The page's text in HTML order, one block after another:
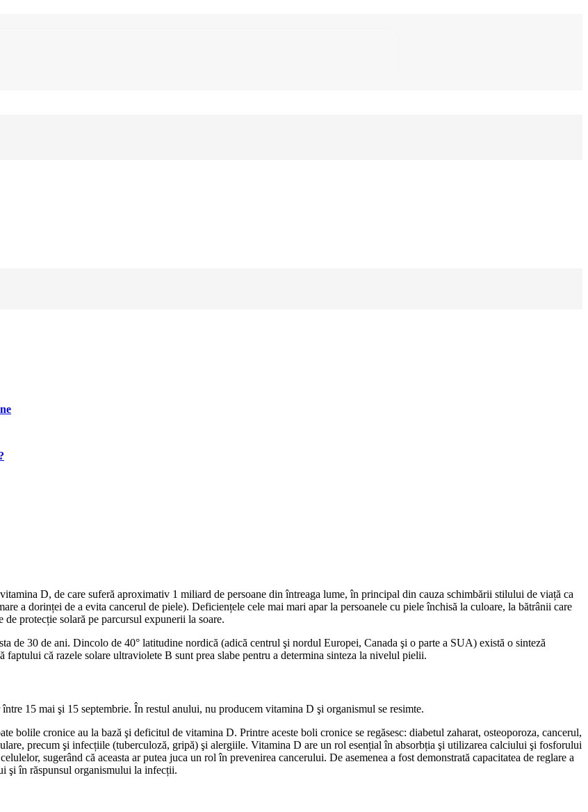
D, de care suferă aproximativ 1 miliard de persoane din întreaga lume, în principal din cauza schimbării stilului de viață ca
a dorinței de a evita cancerul de piele). Deficiențele cele mai mari apar la persoanele cu piele închisă la culoare, la bătrânii care
de protecție solară pe parcursul expunerii la soare.
de 30 de ani. Dincolo de 40° latitudine nordică (adică centrul şi nordul Europei, Canada şi o parte a SUA) există o sinteză
că razele solare ultraviolete B sunt prea slabe pentru a determina sinteza la nivelul pielii.
15 mai şi 15 septembrie. În restul anului, nu producem vitamina D şi organismul se resimte.
bolile cronice au la bază şi deficitul de vitamina D. Printre aceste boli cronice se regăsesc: diabetul zaharat, osteoporoza, cancerul,
precum şi infecțiile (tuberculoză, gripă) şi alergiile. Vitamina D are un rol esențial în absorbția şi utilizarea calciului şi fosforului
sugerând că aceasta ar putea juca un rol în prevenirea cancerului. De asemenea a fost demonstrată capacitatea de reglare a
şi în răspunsul organismului la infecții.